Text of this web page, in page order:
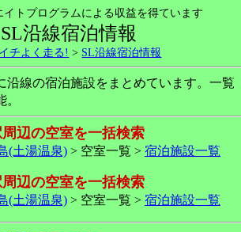
トプログラムによる収益を得ています
SL沿線宿泊情報
チよく走る! > SL沿線宿泊情報
沿線の宿泊施設をまとめています。一覧
辺の空室を一括検索
(土湯温泉) > 空室一覧 > 宿泊施設一覧
辺の空室を一括検索
(土湯温泉) > 空室一覧 > 宿泊施設一覧